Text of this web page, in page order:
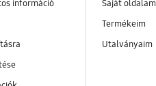
információ
Saját oldalam
Termékeim
Utalványaim